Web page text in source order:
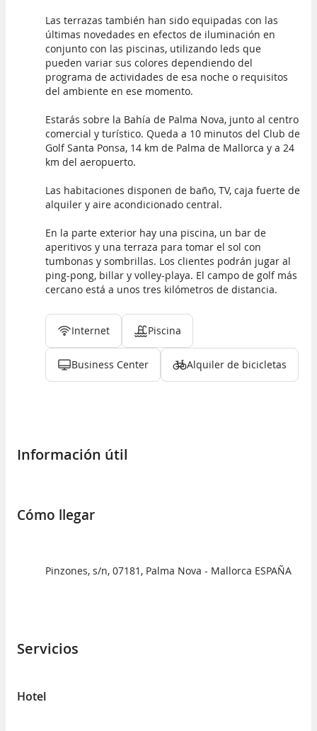
Las terrazas también han sido equipadas con las
últimas novedades en efectos de iluminación en
conjunto con las piscinas, utilizando leds que
pueden variar sus colores dependiendo del
programa de actividades de esa noche o requisitos
del ambiente en ese momento.
Estarás sobre la Bahía de Palma Nova, junto al centro
comercial y turístico. Queda a 10 minutos del Club de
Golf Santa Ponsa, 14 km de Palma de Mallorca y a 24
km del aeropuerto.
Las habitaciones disponen de baño, TV, caja fuerte de
alquiler y aire acondicionado central.
En la parte exterior hay una piscina, un bar de
aperitivos y una terraza para tomar el sol con
tumbonas y sombrillas. Los clientes podrán jugar al
ping-pong, billar y volley-playa. El campo de golf más
cercano está a unos tres kilómetros de distancia.
Internet Piscina
Business Center Alquiler de bicicletas
Información útil
Cómo llegar
Pinzones, s/n, 07181, Palma Nova - Mallorca ESPAÑA
Servicios
Hotel